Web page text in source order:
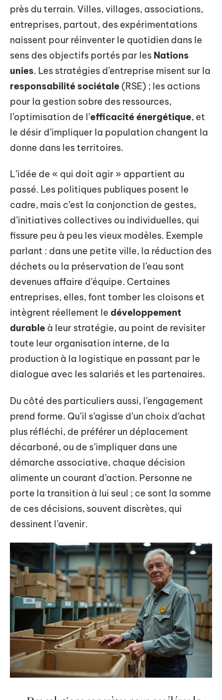
près du terrain. Villes, villages, associations,
entreprises, partout, des expérimentations
naissent pour réinventer le quotidien dans le
sens des objectifs portés par les Nations
unies. Les stratégies d’entreprise misent sur la
responsabilité sociétale (RSE) ; les actions
pour la gestion sobre des ressources,
l’optimisation de l’efficacité énergétique, et
le désir d’impliquer la population changent la
donne dans les territoires.
L’idée de « qui doit agir » appartient au
passé. Les politiques publiques posent le
cadre, mais c’est la conjonction de gestes,
d’initiatives collectives ou individuelles, qui
fissure peu à peu les vieux modèles. Exemple
parlant : dans une petite ville, la réduction des
déchets ou la préservation de l’eau sont
devenues affaire d’équipe. Certaines
entreprises, elles, font tomber les cloisons et
intègrent réellement le développement
durable à leur stratégie, au point de revisiter
toute leur organisation interne, de la
production à la logistique en passant par le
dialogue avec les salariés et les partenaires.
Du côté des particuliers aussi, l’engagement
prend forme. Qu’il s’agisse d’un choix d’achat
plus réfléchi, de préférer un déplacement
décarboné, ou de s’impliquer dans une
démarche associative, chaque décision
alimente un courant d’action. Personne ne
porte la transition à lui seul ; ce sont la somme
de ces décisions, souvent discrètes, qui
dessinent l’avenir.